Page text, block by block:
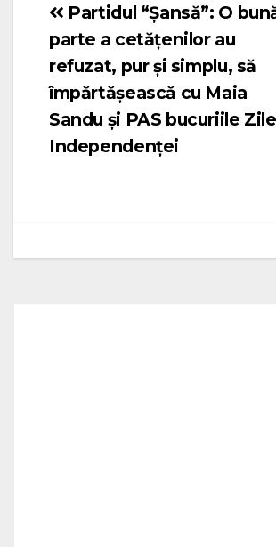
Navigare
în
articole
Partidul “Șansă”: O
parte a cetățenilor au
refuzat, pur și simplu, să
împărtășească cu Maia
Sandu și PAS bucuriile
Independenței